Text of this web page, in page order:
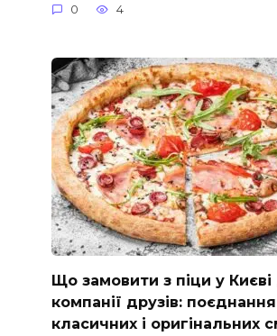
0 4
Що замовити з піци у
компанії друзів: поєднання
класичних і оригінальних